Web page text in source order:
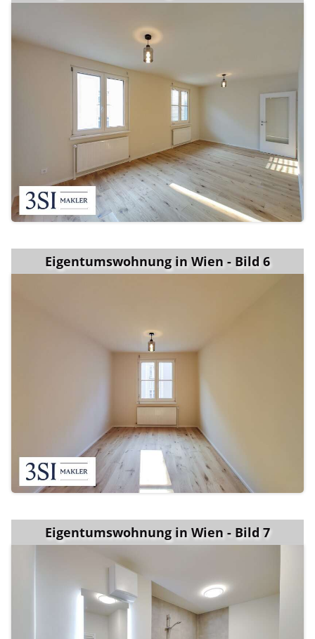
Eigentumswohnung in Wien - Bild 6
Eigentumswohnung in Wien - Bild 7